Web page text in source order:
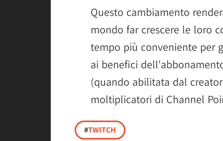
Questo cambiamento
mondo far crescere le loro
tempo più conveniente per
ai benefici
(quando abilitata dal
moltiplicatori di Channel
#TWITCH